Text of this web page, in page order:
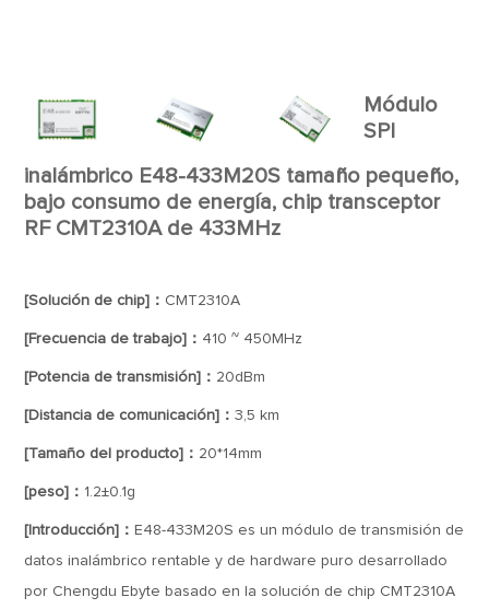
Módulo
SPI
inalámbrico E48-433M20S tamaño pequeño,
bajo consumo de energía, chip transceptor
RF CMT2310A de 433MHz
[Solución de chip]： CMT2310A
[Frecuencia de trabajo]： 410 ~ 450MHz
[Potencia de transmisión]： 20dBm
[Distancia de comunicación]：3,5 km
[Tamaño del producto]： 20*14mm
[peso]： 1.2±0.1g
[Introducción]： E48-433M20S es un módulo de transmisión de
datos inalámbrico rentable y de hardware puro desarrollado
por Chengdu Ebyte basado en la solución de chip CMT2310A